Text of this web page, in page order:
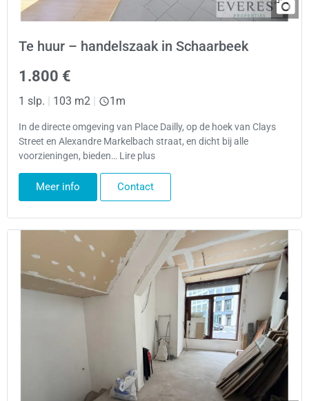
Te huur – handelszaak in Schaarbeek
1.800 €
1 slp. 103 m2 1m
In de directe omgeving van Place Dailly, op de hoek van Clays
Street en Alexandre Markelbach straat, en dicht bij alle
voorzieningen, bieden… Lire plus
Meer info Contact